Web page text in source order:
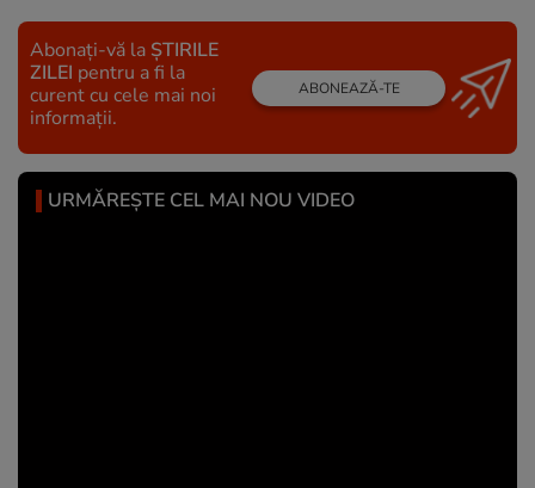
Abonați-vă la ȘTIRILE
ZILEI pentru a fi la
curent cu cele mai noi
informații.
ABONEAZĂ-TE
URMĂREȘTE CEL MAI NOU VIDEO